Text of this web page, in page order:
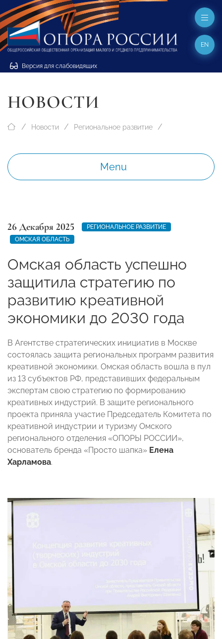
Версия для слабовидящих
EN
НОВОСТИ
Новости Региональное развитие
Menu
26 Декабря 2025
РЕГИОНАЛЬНОЕ РАЗВИТИЕ
ОМСКАЯ ОБЛАСТЬ
Омская область успешно
защитила стратегию по
развитию креативной
экономики до 2030 года
В Агентстве стратегических инициатив в Москве
состоялась защита региональных программ развития
креативной экономики. Омская область вошла в пул
из 13 субъектов РФ, представивших федеральным
экспертам свою стратегию по формированию
креативных индустрий. В защите регионального
проекта приняла участие Председатель Комитета по
креативной индустрии и туризму Омского
регионального отделения «ОПОРЫ РОССИИ»,
основатель бренда «Просто шапка» Елена
Харламова.